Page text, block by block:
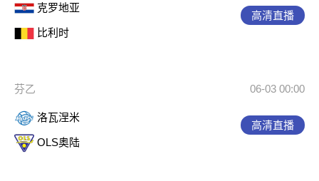
克罗地亚
比利时
高清直播
芬乙 06-03 00:00
洛瓦涅米
OLS奥陆
高清直播